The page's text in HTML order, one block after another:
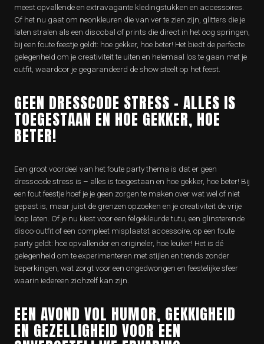
meest opvallende en extravagante kledingstukken en accessoires.
Of het nu gaat om neonkleuren die van ver te zien zijn, glitters die je
laten stralen als een discobal of prints die direct in het oog springen,
bij een foute feestje geldt: hoe gekker, hoe beter! Het biedt de perfecte
gelegenheid om je creativiteit te uiten en helemaal los te gaan met je
outfit, waardoor je gegarandeerd de show steelt op het feest.
GEEN DRESSCODE STRESS – ALLES IS
TOEGESTAAN EN HOE GEKKER, HOE
BETER!
Een groot voordeel van het foute party thema is dat er geen
dresscode stress is – alles is toegestaan en hoe gekker, hoe beter! Bij
een fout feestje hoef je je geen zorgen te maken over wat wel of niet
gepast is, maar juist de grenzen opzoeken en je creativiteit de vrije
loop laten. Of je nu kiest voor een felgekleurde tutu, een glinsterende
disco-outfit of een compleet misplaatst accessoire, op een foute
party geldt: hoe opvallender en origineler, hoe leuker! Het is dé
gelegenheid om te experimenteren met stijlen en trends zonder
beperkingen, wat zorgt voor een ongedwongen en feestelijke sfeer
waarin iedereen zichzelf kan zijn.
EEN AVOND VOL HUMOR, GEKKIGHEID
EN GEZELLIGHEID VOOR EEN